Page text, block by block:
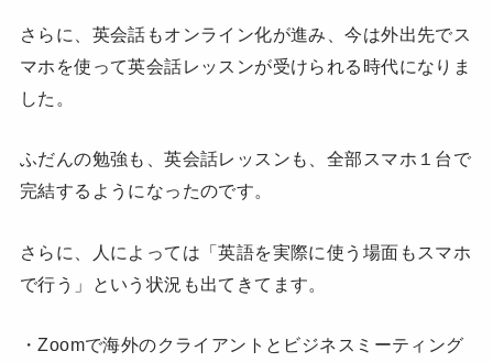
さらに、英会話もオンライン化が進み、今は外出先でス
マホを使って英会話レッスンが受けられる時代になりま
した。
ふだんの勉強も、英会話レッスンも、全部スマホ１台で
完結するようになったのです。
さらに、人によっては「英語を実際に使う場面もスマホ
で行う」という状況も出てきてます。
・Zoomで海外のクライアントとビジネスミーティング